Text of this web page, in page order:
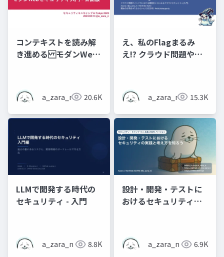
コンテキストを読み解
き進める モダンWeb
a_zara_n 20.6K
え、私のFlagまるみ
え!? クラウド問題やイ
キュリティ(入門) - 魔女
のお茶会 #7 おふらい
ん! (2025冬)
a_zara_n 15.3K
LLMで開発する時代の
セキュリティ - 入門
a_zara_n 8.8K
設計・開発・テストに
おけるセキュリティの
a_zara_n 6.9K